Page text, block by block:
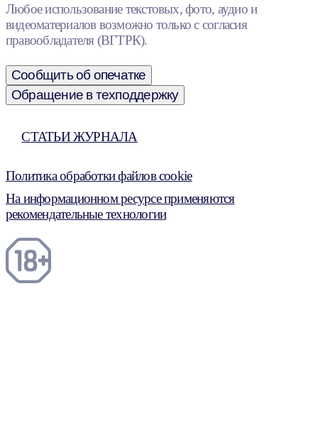
Любое использование текстовых, фото, аудио и
видеоматериалов возможно только с согласия
правообладателя (ВГТРК).
Сообщить об опечатке
Обращение в техподдержку
СТАТЬИ ЖУРНАЛА
Политика обработки файлов cookie
На информационном ресурсе применяются
рекомендательные технологии